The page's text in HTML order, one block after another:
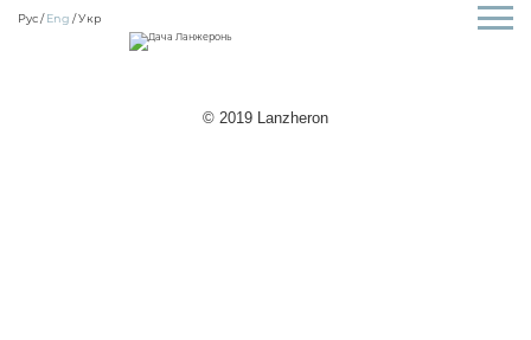
Рус Eng Укр
© 2019 Lanzheron